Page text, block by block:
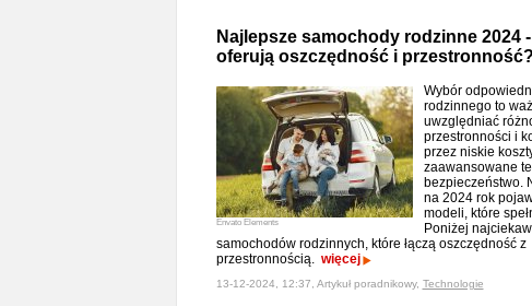
Najlepsze samochody rodzinne 2024
oferują oszczędność i przestronność?
Envato Elements
Wybór
rodzinnego to
uwzględniać
przestronności i
przez niskie
zaawansowane
bezpieczeństwo.
na 2024 rok
modeli, które
Poniżej
samochodów rodzinnych, które łączą oszczędność z
przestronnością. więcej
13-12-2024, 12:37, Artykuł poradnikowy, Technologie